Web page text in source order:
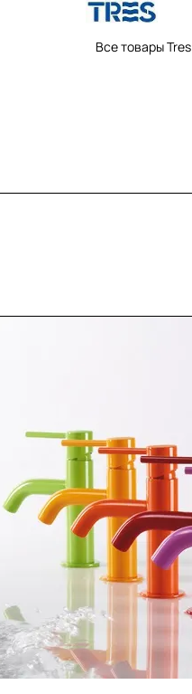
Все товары Tres